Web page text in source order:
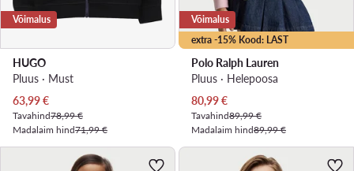
Võimalus
HUGO
Pluus · Must
Praegune hind
63,99€
Tavahind78,99 €
Madalaim hind71,99 €
extra -15% Kood: LAST
Võimalus
Polo Ralph Lauren
Pluus · Heleроosa
Praegune hind
80,99€
Tavahind89,99 €
Madalaim hind89,99 €